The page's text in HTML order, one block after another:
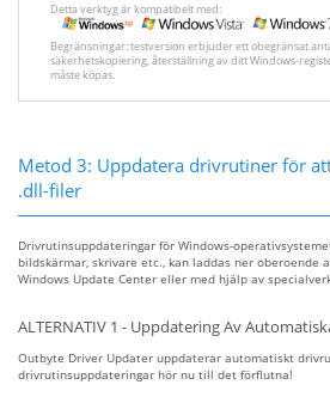
Detta verktyg är kompatibelt med:
Begränsningar: testversion erbjuder ett obegränsat
säkerhetskopiering, återställning av ditt Windows-
måste köpas.
Metod 3: Uppdatera drivrutiner för
.dll-filer
Drivrutinsuppdateringar för Windows-
bildskärmar, skrivare etc., kan laddas ner oberoende
Windows Update Center eller med hjälp av
ALTERNATIV 1 - Uppdatering Av
Outbyte Driver Updater uppdaterar automatiskt
drivrutinsuppdateringar hör nu till det förflutna!